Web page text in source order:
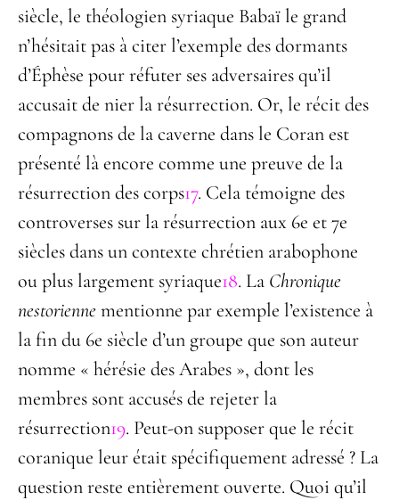
siècle, le théologien syriaque Babaï le grand
n’hésitait pas à citer l’exemple des dormants
d’Éphèse pour réfuter ses adversaires qu’il
accusait de nier la résurrection. Or, le récit des
compagnons de la caverne dans le Coran est
présenté là encore comme une preuve de la
résurrection des corps17. Cela témoigne des
controverses sur la résurrection aux 6e et 7e
siècles dans un contexte chrétien arabophone
ou plus largement syriaque18. La Chronique
nestoriennementionne par exemple l’existence à
la fin du 6e siècle d’un groupe que son auteur
nomme « hérésie des Arabes », dont les
membres sont accusés de rejeter la
résurrection19. Peut-on supposer que le récit
coranique leur était spécifiquement adressé ? La
question reste entièrement ouverte. Quoi qu’il